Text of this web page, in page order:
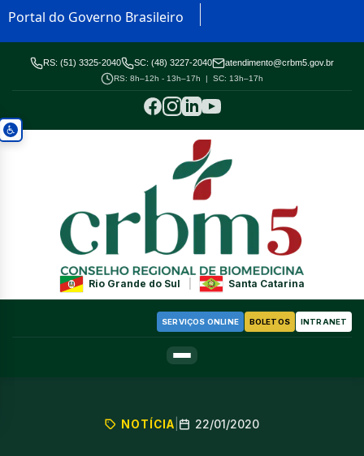
Portal do Governo Brasileiro
RS: (51) 3325-2040 SC: (48) 3227-2040 atendimento@crbm5.gov.br
RS: 8h–12h - 13h–17h | SC: 13h–17h
Rio Grande do Sul Santa Catarina
SERVIÇOS ONLINE BOLETOS INTRANET
NOTÍCIA 22/01/2020